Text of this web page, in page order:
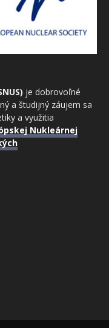
je dobrovoľné
a študijný záujem sa
a využitia
Nukleárnej